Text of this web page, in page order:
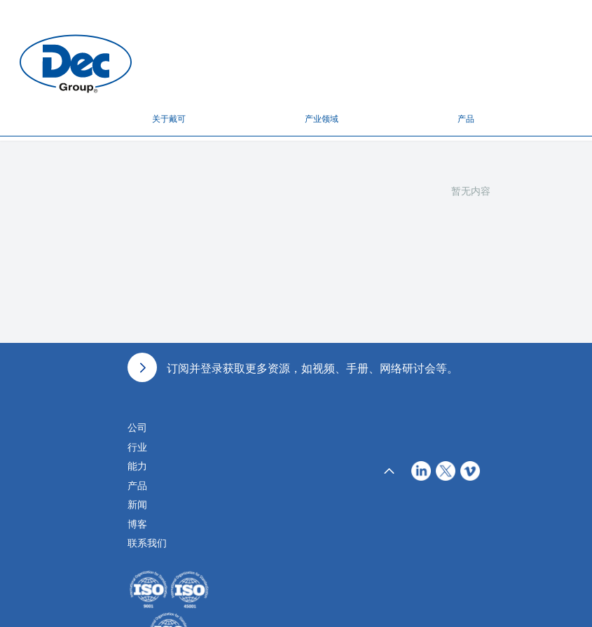
关于戴可 产业领域 产品
暂无内容
订阅并登录获取更多资源，如视频、手册、网络研讨会等。
公司
行业
能力
产品
新闻
博客
联系我们